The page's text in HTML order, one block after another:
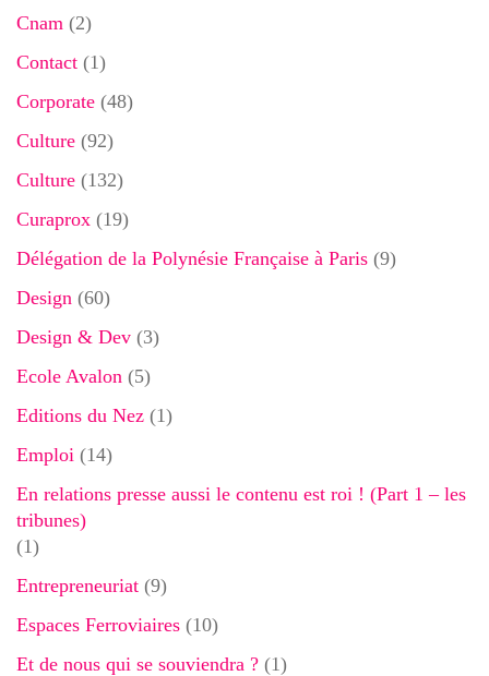
Cnam (2)
Contact (1)
Corporate (48)
Culture (92)
Culture (132)
Curaprox (19)
Délégation de la Polynésie Française à Paris (9)
Design (60)
Design & Dev (3)
Ecole Avalon (5)
Editions du Nez (1)
Emploi (14)
En relations presse aussi le contenu est roi ! (Part 1 – les
tribunes)
(1)
Entrepreneuriat (9)
Espaces Ferroviaires (10)
Et de nous qui se souviendra ? (1)